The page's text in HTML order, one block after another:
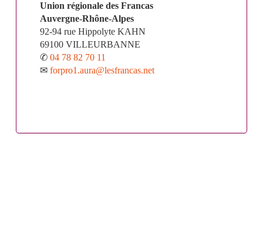
Union régionale des Francas
Auvergne-Rhône-Alpes
92-94 rue Hippolyte KAHN
69100 VILLEURBANNE
✆04 78 82 70 11
✉forpro1.aura@lesfrancas.net